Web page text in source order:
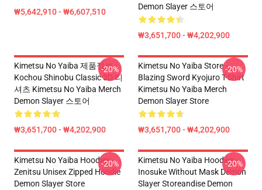
₩5,642,910 - ₩6,607,510
Demon Slayer 스토어
₩3,651,700 - ₩4,202,900
Kimetsu No Yaiba 제품정보 -
Kochou Shinobu Classic 3D 티
셔츠 Kimetsu No Yaiba Merch
Demon Slayer 스토어
₩3,651,700 - ₩4,202,900
-20%
Kimetsu No Yaiba Store -
Blazing Sword Kyojuro T-Shirt
Kimetsu No Yaiba Merch
Demon Slayer Store
₩3,651,700 - ₩4,202,900
-20%
Kimetsu No Yaiba Hoodies -
Zenitsu Unisex Zipped Hoodie
Demon Slayer Store
-20%
Kimetsu No Yaiba Hoodies -
Inosuke Without Mask Demon
Slayer Storeandise Demon
-20%